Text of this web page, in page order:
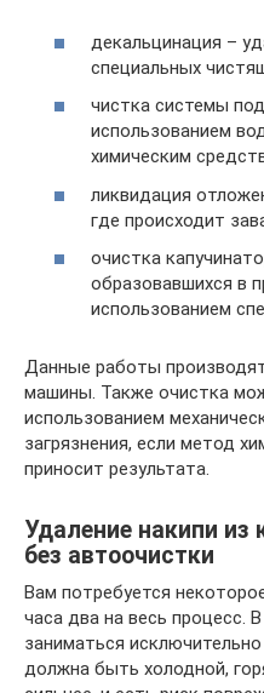
декальцинация –
специальных
чистка системы
использованием
химическим
ликвидация
где происходит
очистка
образовавшихся в
использованием
Данные работы
машины. Также очистка
использованием
загрязнения, если метод
приносит результата.
Удаление накипи
без автоочистки
Вам потребуется
часа два на весь процесс.
заниматься
должна быть холодной,